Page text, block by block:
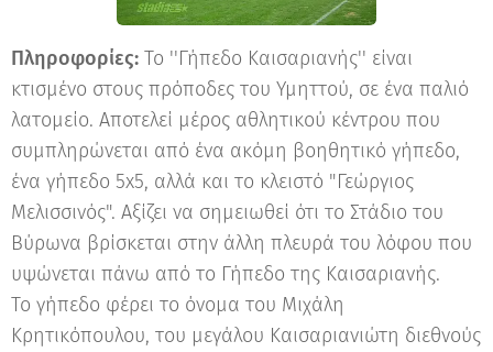
Πληροφορίες: Το ''Γήπεδο Καισαριανής'' είναι
κτισμένο στους πρόποδες του Υμηττού, σε ένα παλιό
λατομείο. Αποτελεί μέρος αθλητικού κέντρου που
συμπληρώνεται από ένα ακόμη βοηθητικό γήπεδο,
ένα γήπεδο 5x5, αλλά και το κλειστό "Γεώργιος
Μελισσινός". Αξίζει να σημειωθεί ότι το Στάδιο του
Βύρωνα βρίσκεται στην άλλη πλευρά του λόφου που
υψώνεται πάνω από το Γήπεδο της Καισαριανής.
Το γήπεδο φέρει το όνομα του Μιχάλη
Κρητικόπουλου, του μεγάλου Καισαριανιώτη διεθνούς